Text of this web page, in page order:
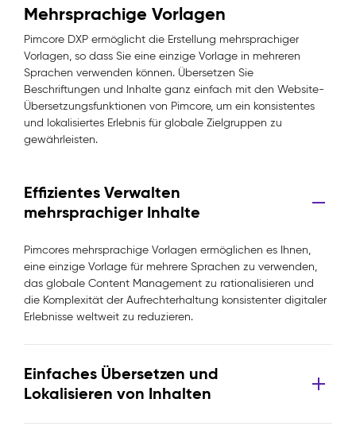
Mehrsprachige Vorlagen
Pimcore DXP ermöglicht die Erstellung mehrsprachiger
Vorlagen, so dass Sie eine einzige Vorlage in mehreren
Sprachen verwenden können. Übersetzen Sie
Beschriftungen und Inhalte ganz einfach mit den Website-
Übersetzungsfunktionen von Pimcore, um ein konsistentes
und lokalisiertes Erlebnis für globale Zielgruppen zu
gewährleisten.
Effizientes Verwalten
mehrsprachiger Inhalte
Pimcores mehrsprachige Vorlagen ermöglichen es Ihnen,
eine einzige Vorlage für mehrere Sprachen zu verwenden,
das globale Content Management zu rationalisieren und
die Komplexität der Aufrechterhaltung konsistenter digitaler
Erlebnisse weltweit zu reduzieren.
Einfaches Übersetzen und
Lokalisieren von Inhalten